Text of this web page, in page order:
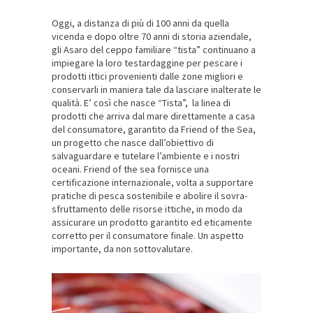
Oggi, a distanza di più di 100 anni da quella
vicenda e dopo oltre 70 anni di storia aziendale,
gli Asaro del ceppo familiare “tista” continuano a
impiegare la loro testardaggine per pescare i
prodotti ittici provenienti dalle zone migliori e
conservarli in maniera tale da lasciare inalterate le
qualità. E’ così che nasce “Tista”, la linea di
prodotti che arriva dal mare direttamente a casa
del consumatore, garantito da Friend of the Sea,
un progetto che nasce dall’obiettivo di
salvaguardare e tutelare l’ambiente e i nostri
oceani. Friend of the sea fornisce una
certificazione internazionale, volta a supportare
pratiche di pesca sostenibile e abolire il sovra-
sfruttamento delle risorse ittiche, in modo da
assicurare un prodotto garantito ed eticamente
corretto per il consumatore finale. Un aspetto
importante, da non sottovalutare.